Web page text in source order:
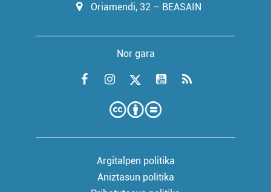
Oriamendi, 32 – BEASAIN
Nor gara
Argitalpen politika
Aniztasun politika